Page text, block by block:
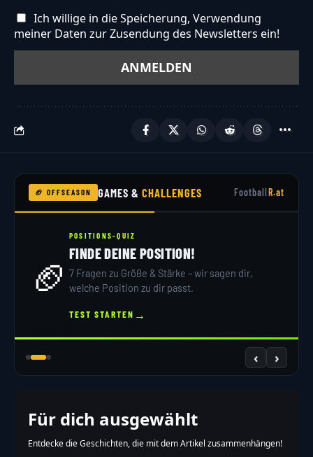
Ich willige in die Speicherung, Verwendung
meiner Daten zur Zusendung des Newsletters ein!
🏈 OFFSEASON GAMES &CHALLENGES FootballR.at
🏈
POSITIONS-QUIZ
FINDE DEINE POSITION!
7 Fragen zu Größe & Stärke – wir sagen dir,
welche Position zu dir passt.
TEST STARTEN →
‹ ›
Für dich ausgewählt
Entdecke die Geschichten, die mit dem Artikel zusammenhängen!